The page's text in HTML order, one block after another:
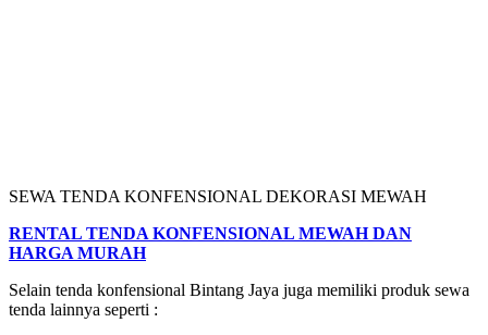
SEWA TENDA KONFENSIONAL DEKORASI MEWAH
RENTAL TENDA KONFENSIONAL MEWAH DAN
HARGA MURAH
Selain tenda konfensional Bintang Jaya juga memiliki produk sewa
tenda lainnya seperti :